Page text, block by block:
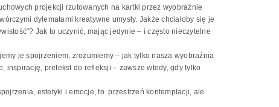
projekcji rzutowanych na kartki przez wyobraźnie
dylematami kreatywne umysły. Jakże chciałoby się je
Jak to uczynić, mając jedynie – i często nieczytelne
je spojrzeniem, zrozumiemy – jak tylko nasza wyobraźnia
inspirację, pretekst do refleksji – zawsze wtedy, gdy tylko
estetyki i emocje, to przestrzeń kontemplacji, ale